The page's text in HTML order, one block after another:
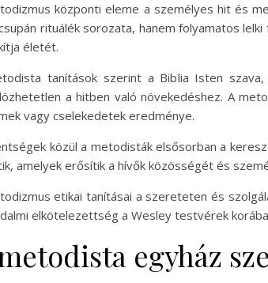
központi eleme a személyes hit és
rituálék sorozata, hanem folyamatos
életét.
tanítások szerint a Biblia Isten
a hitben való növekedéshez. A
vagy cselekedetek eredménye.
közül a metodisták elsősorban a
amelyek erősítik a hívők közösségét és
etikai tanításai a szereteten és
elkötelezettség a Wesley testvérek
egyház